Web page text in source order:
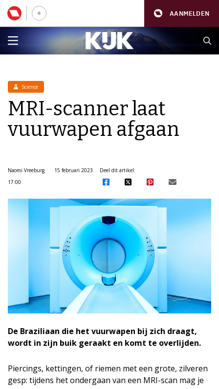
AANMELDEN
Science
MRI-scanner laat
vuurwapen afgaan
Naomi Vreeburg
15 februari 2023
17:00
Deel dit artikel:
De Braziliaan die het vuurwapen bij zich draagt,
wordt in zijn buik geraakt en komt te overlijden.
Piercings, kettingen, of riemen met een grote, zilveren
gesp: tijdens het ondergaan van een MRI-scan mag je